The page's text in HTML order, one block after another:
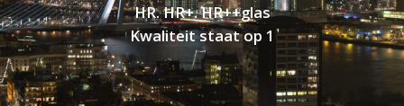
HR. HR+. HR++glas
Kwaliteit staat op 1